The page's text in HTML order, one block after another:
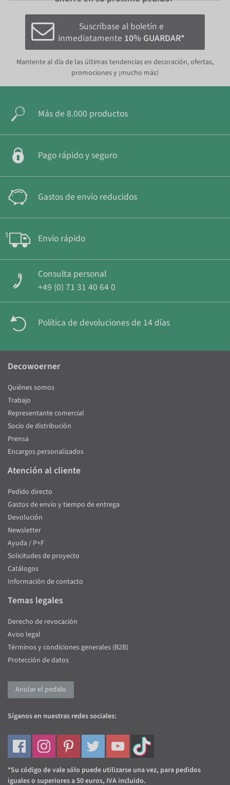
Suscríbase al boletín e
inmediatamente 10% GUARDAR*
Mantente al día de las últimas tendencias en decoración, ofertas,
promociones y ¡mucho más!
Más de 8.000 productos
Pago rápido y seguro
Gastos de envío reducidos
Envío rápido
Consulta personal
+49 (0) 71 31 40 64 0
Política de devoluciones de 14 días
Decowoerner
Quiénes somos
Trabajo
Representante comercial
Socio de distribución
Prensa
Encargos personalizados
Atención al cliente
Pedido directo
Gastos de envío y tiempo de entrega
Devolución
Newsletter
Ayuda / P+F
Solicitudes de proyecto
Catálogos
Información de contacto
Temas legales
Derecho de revocación
Aviso legal
Términos y condiciones generales (B2B)
Protección de datos
Anular el pedido
Síganos en nuestras redes sociales:
*Su código de vale sólo puede utilizarse una vez, para pedidos
iguales o superiores a 50 euros, IVA incluido.